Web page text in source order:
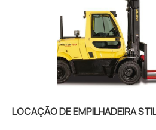
LOCAÇÃO DE EMPILHADEIRA